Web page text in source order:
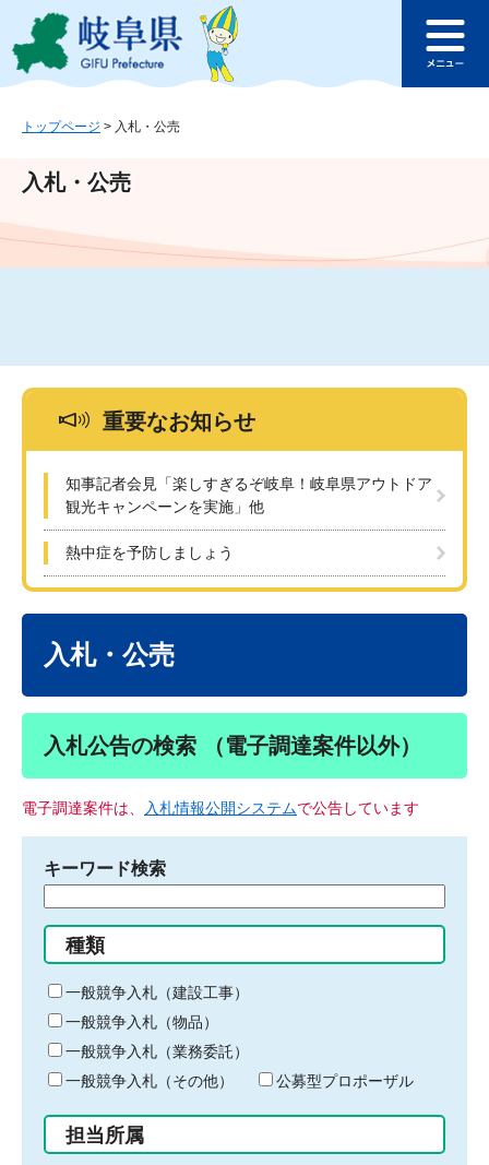
ジ
ュ
文
このページの本文へ
ュ
トップページ > 入札・公売
入札・公売
重要なお知らせ
知事記者会見「楽しすぎるぞ岐阜！岐阜県アウトドア
観光キャンペーンを実施」他
熱中症を予防しましょう
入札・公売
入札公告の検索 （電子調達案件以外）
電子調達案件は、 入札情報公開システムで公告しています
キーワード検索
る
キ
ー
ワ
ー
ド
入
力
種類
一般競争入札（建設工事）
一般競争入札（物品）
一般競争入札（業務委託）
一般競争入札（その他）
公募型プロポーザル
担当所属